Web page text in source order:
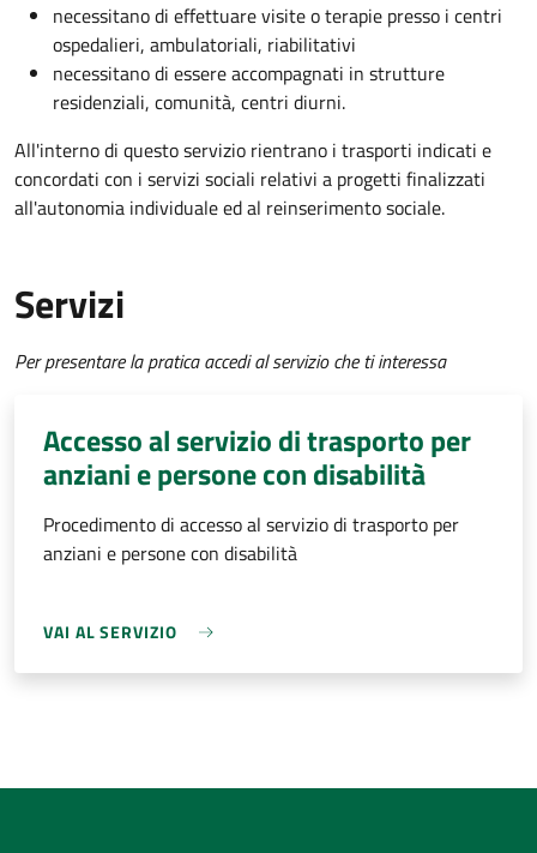
necessitano di effettuare visite o terapie presso i centri
ospedalieri, ambulatoriali, riabilitativi
necessitano di essere accompagnati in strutture
residenziali, comunità, centri diurni.
All'interno di questo servizio rientrano i trasporti indicati e
concordati con i servizi sociali relativi a progetti finalizzati
all'autonomia individuale ed al reinserimento sociale.
Servizi
Per presentare la pratica accedi al servizio che ti interessa
Accesso al servizio di trasporto per
anziani e persone con disabilità
Procedimento di accesso al servizio di trasporto per
anziani e persone con disabilità
VAI AL SERVIZIO